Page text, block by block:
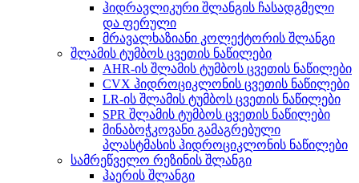
ჰიდრავლიკური შლანგის ჩასადგმელი
და ფერული
მრავალხაზიანი კოლექტორის შლანგი
შლამის ტუმბოს ცვეთის ნაწილები
AHR-ის შლამის ტუმბოს ცვეთის ნაწილები
CVX ჰიდროციკლონის ცვეთის ნაწილები
LR-ის შლამის ტუმბოს ცვეთის ნაწილები
SPR შლამის ტუმბოს ცვეთის ნაწილები
მინაბოჭკოვანი გამაგრებული
პლასტმასის ჰიდროციკლონის ნაწილები
სამრეწველო რეზინის შლანგი
ჰაერის შლანგი